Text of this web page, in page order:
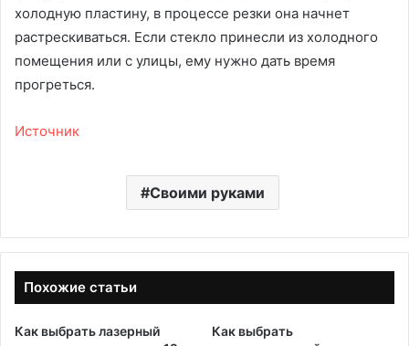
холодную пластину, в процессе резки она начнет
растрескиваться. Если стекло принесли из холодного
помещения или с улицы, ему нужно дать время
прогреться.
Источник
Своими руками
Похожие статьи
Как выбрать лазерный
Как выбрать